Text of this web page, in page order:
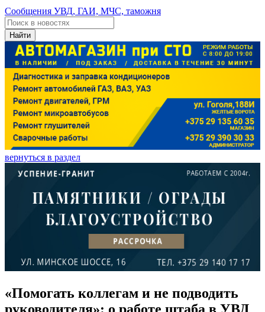
Сообщения УВД, ГАИ, МЧС, таможня
Найти
вернуться в раздел
«Помогать коллегам и не подводить